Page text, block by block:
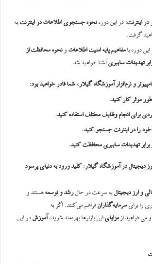
اینترنت: در این دورهنحوه جستجوی اطلاعات در اینترنتبه
گرفت.
دوره بامفاهیم پایه امنیت اطلاعات و نحوه محافظت از
تهدیدات سایبریآشنا خواهید شد.
و نرم‌افزار آموزشگاه گیلار، شما قادر خواهید بود:
موثر کار کنید.
برای انجام وظایف مختلف استفاده کنید.
را در اینترنت جستجو کنید.
تهدیدات سایبری محافظت کنید.
دیجیتال در آموزشگاه گیلار: کلید ورود به دنیای پرسود
و ارز دیجیتالبه سرعت در حالرشد و توسعههستند و
را برایسرمایه‌گذارانفراهم می‌کنند. اگر به
می‌خواهید از مزایایاین بازارها بهره‌مند شوید، آموزشدر این